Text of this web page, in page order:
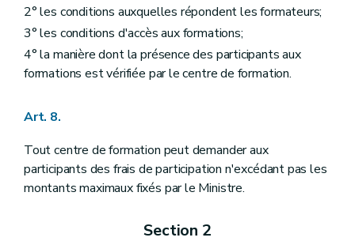
2° les conditions auxquelles répondent les formateurs;
3° les conditions d'accès aux formations;
4° la manière dont la présence des participants aux
formations est vérifiée par le centre de formation.
Art. 8.
Tout centre de formation peut demander aux
participants des frais de participation n'excédant pas les
montants maximaux fixés par le Ministre.
Section 2